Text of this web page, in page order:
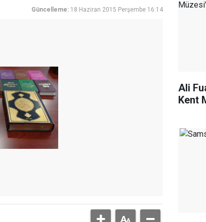
Güncelleme: 18 Haziran 2015 Perşembe 16:14
Ali
Kent